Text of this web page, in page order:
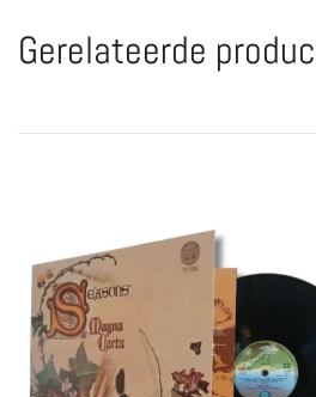
Gerelateerde